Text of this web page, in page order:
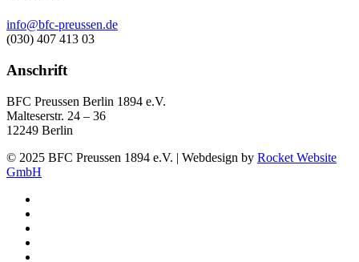
info@bfc-preussen.de
(030) 407 413 03
Anschrift
BFC Preussen Berlin 1894 e.V.
Malteserstr. 24 – 36
12249 Berlin
© 2025 BFC Preussen 1894 e.V. | Webdesign by Rocket Website
GmbH